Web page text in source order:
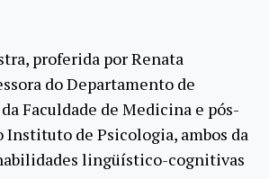
proferida por Renata
do Departamento de
Faculdade de Medicina e pós-
Instituto de Psicologia, ambos da
lingüístico-cognitivas